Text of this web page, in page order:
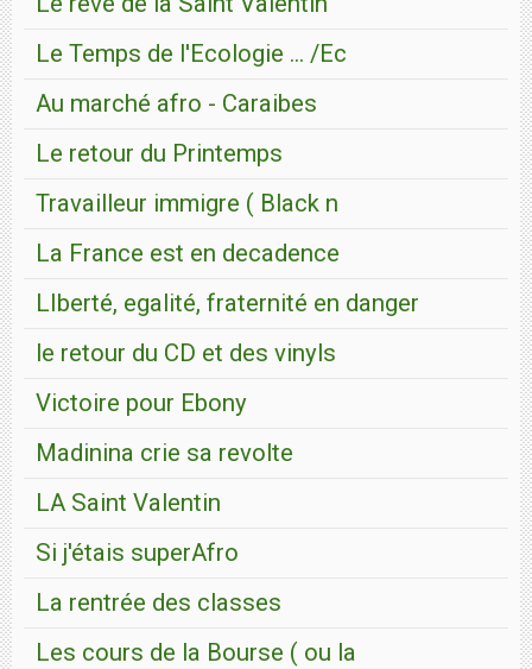
Le Temps de l'Ecologie ... /Ec
Au marché afro - Caraibes
Le retour du Printemps
Travailleur immigre ( Black n
La France est en decadence
LIberté, egalité, fraternité en danger
le retour du CD et des vinyls
Victoire pour Ebony
Madinina crie sa revolte
LA Saint Valentin
Si j'étais superAfro
La rentrée des classes
Les cours de la Bourse ( ou la